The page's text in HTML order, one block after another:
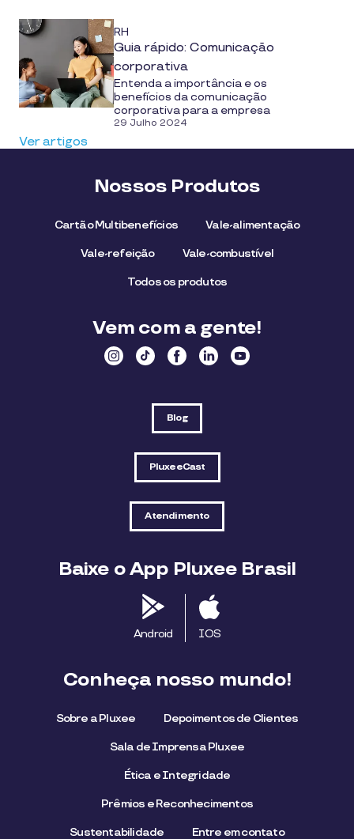
RH
Guia rápido: Comunicação
corporativa
Entenda a importância e os
benefícios da comunicação
corporativa para a empresa
29 Julho 2024
Ver artigos
Nossos Produtos
Cartão Multibenefícios Vale-alimentação
Vale-refeição Vale-combustível
Todos os produtos
Vem com a gente!
Blog
PluxeeCast
Atendimento
Baixe o App Pluxee Brasil
Android IOS
Conheça nosso mundo!
Sobre a Pluxee Depoimentos de Clientes
Sala de Imprensa Pluxee
Ética e Integridade
Prêmios e Reconhecimentos
Sustentabilidade Entre em contato